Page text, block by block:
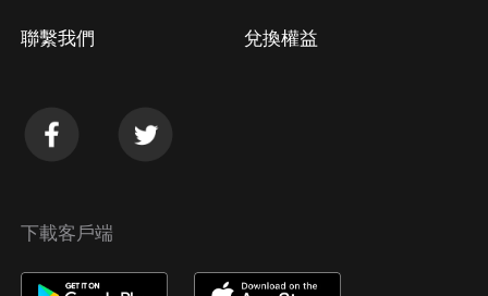
聯繫我們 兌換權益
下載客戶端